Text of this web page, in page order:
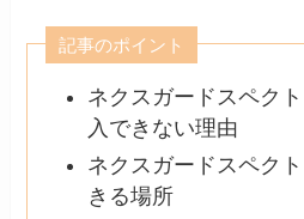
記事のポイント
ネクスガードスペク
入できない理由
ネクスガードスペク
きる場所